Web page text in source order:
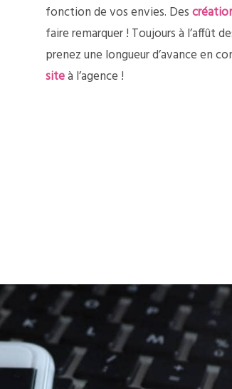
fonction de vos envies. Des
faire remarquer ! Toujours à l’affût
prenez une longueur d’avance en
siteà l’agence !